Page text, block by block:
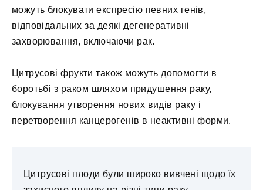
можуть блокувати експресію певних генів,
відповідальних за деякі дегенеративні
захворювання, включаючи рак.
Цитрусові фрукти також можуть допомогти в
боротьбі з раком шляхом придушення раку,
блокування утворення нових видів раку і
перетворення канцерогенів в неактивні форми.
Цитрусові плоди були широко вивчені щодо їх